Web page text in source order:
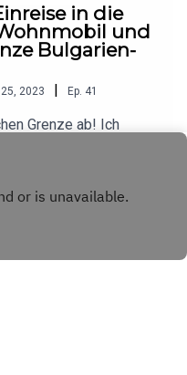
in die
und
Bulgarien-
2023 | Ep. 41
Grenze ab! Ich
mit vielen